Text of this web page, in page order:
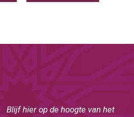
Blijf hier op de hoogte van het